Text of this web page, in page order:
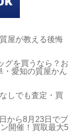
屋が教える後悔
グを買うなら？お
・愛知の質屋かん
しでも査定・買
から8月23日でブ
開催！買取最大5